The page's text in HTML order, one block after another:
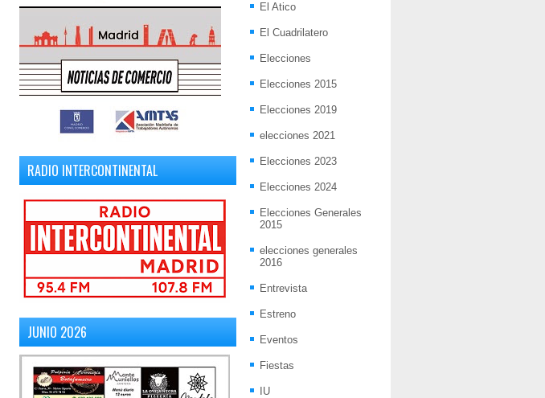
RADIO INTERCONTINENTAL
JUNIO 2026
El Atico
El Cuadrilatero
Elecciones
Elecciones 2015
Elecciones 2019
elecciones 2021
Elecciones 2023
Elecciones 2024
Elecciones Generales
2015
elecciones generales
2016
Entrevista
Estreno
Eventos
Fiestas
IU